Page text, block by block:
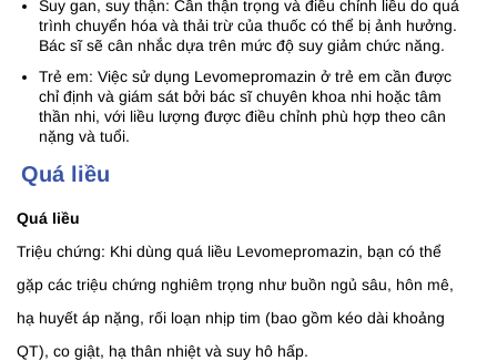
Suy gan, suy thận: Cần thận trọng và điều chỉnh liều do quá
trình chuyển hóa và thải trừ của thuốc có thể bị ảnh hưởng.
Bác sĩ sẽ cân nhắc dựa trên mức độ suy giảm chức năng.
Trẻ em: Việc sử dụng Levomepromazin ở trẻ em cần được
chỉ định và giám sát bởi bác sĩ chuyên khoa nhi hoặc tâm
thần nhi, với liều lượng được điều chỉnh phù hợp theo cân
nặng và tuổi.
Quá liều
Quá liều
Triệu chứng: Khi dùng quá liều Levomepromazin, bạn có thể
gặp các triệu chứng nghiêm trọng như buồn ngủ sâu, hôn mê,
hạ huyết áp nặng, rối loạn nhịp tim (bao gồm kéo dài khoảng
QT), co giật, hạ thân nhiệt và suy hô hấp.